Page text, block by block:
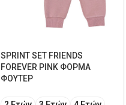
SPRINT SET FRIENDS
FOREVER PINK ΦΟΡΜΑ
ΦΟΥΤΕΡ